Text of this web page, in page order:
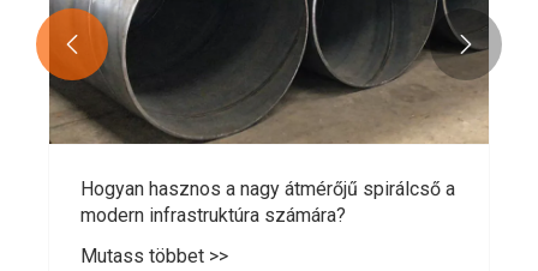
Hogyan hasznos a nagy átmérőjű spirálcső a
modern infrastruktúra számára?
Mutass többet >>
 